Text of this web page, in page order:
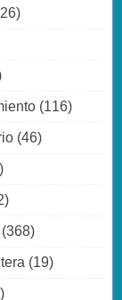
(116)
(46)
(368)
(19)